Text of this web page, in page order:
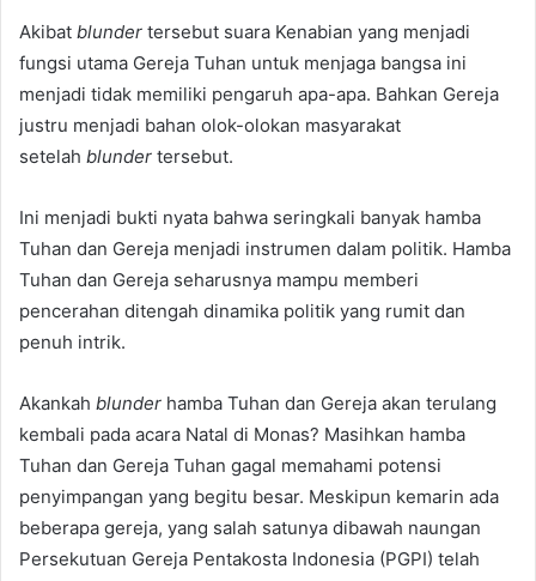
Akibat blunder tersebut suara Kenabian yang menjadi
fungsi utama Gereja Tuhan untuk menjaga bangsa ini
menjadi tidak memiliki pengaruh apa-apa. Bahkan Gereja
justru menjadi bahan olok-olokan masyarakat
setelah blunder tersebut.
Ini menjadi bukti nyata bahwa seringkali banyak hamba
Tuhan dan Gereja menjadi instrumen dalam politik. Hamba
Tuhan dan Gereja seharusnya mampu memberi
pencerahan ditengah dinamika politik yang rumit dan
penuh intrik.
Akankah blunder hamba Tuhan dan Gereja akan terulang
kembali pada acara Natal di Monas? Masihkan hamba
Tuhan dan Gereja Tuhan gagal memahami potensi
penyimpangan yang begitu besar. Meskipun kemarin ada
beberapa gereja, yang salah satunya dibawah naungan
Persekutuan Gereja Pentakosta Indonesia (PGPI) telah